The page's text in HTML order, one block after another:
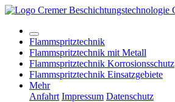
Flammspritztechnik
Flammspritztechnik mit Metall
Flammspritztechnik Korrosionsschutz
Flammspritztechnik Einsatzgebiete
Mehr
Anfahrt Impressum Datenschutz